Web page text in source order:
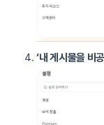
‘내 게시물을 비